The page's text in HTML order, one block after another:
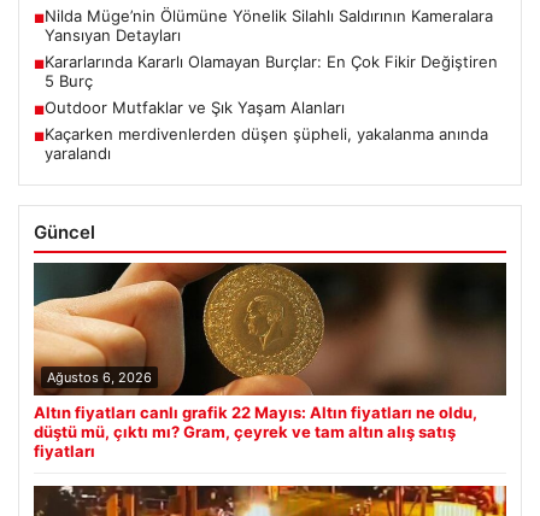
■Nilda Müge’nin Ölümüne Yönelik Silahlı Saldırının Kameralara
Yansıyan Detayları
■Kararlarında Kararlı Olamayan Burçlar: En Çok Fikir Değiştiren
5 Burç
■Outdoor Mutfaklar ve Şık Yaşam Alanları
■Kaçarken merdivenlerden düşen şüpheli, yakalanma anında
yaralandı
Güncel
Ağustos 6, 2026
Altın fiyatları canlı grafik 22 Mayıs: Altın fiyatları ne oldu,
düştü mü, çıktı mı? Gram, çeyrek ve tam altın alış satış
fiyatları